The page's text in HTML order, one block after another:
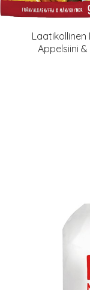
Appelsiini